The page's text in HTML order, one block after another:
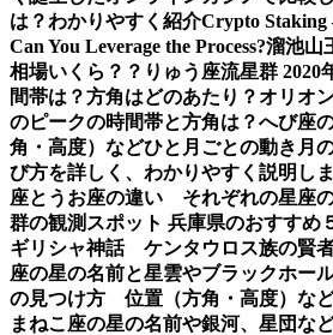
は？わかりやすく紹介Crypto Staking
Can You Leverage the Process?溜池山
相場いくら？？ りゅう座流星群 2020
間帯は？方角はどのあたり？オリオ
のピークの時間帯と方角は？へび座
角・高度）などひと月ごとの動き 月
び方を詳しく、わかりやすく説明し
座とうお座の違い それぞれの星座
群の観測スポット 兵庫県のおすすめ
ギリシャ神話 ケンタウロス族の賢
座の星の名前と星雲やブラックホー
の見つけ方 位置（方角・高度）な
まねこ座の星の名前や銀河、星団